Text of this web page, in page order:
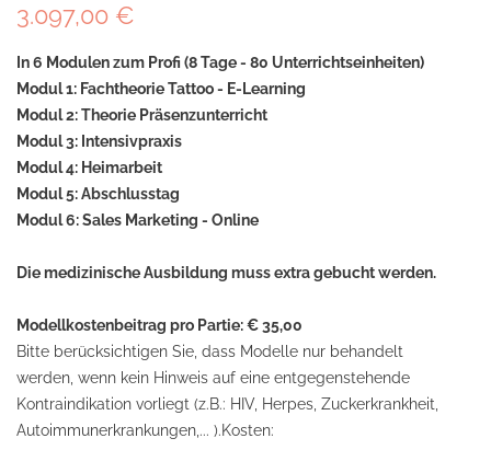
3.097,00 €
In 6 Modulen zum Profi (8 Tage - 80 Unterrichtseinheiten)
Modul 1: Fachtheorie Tattoo - E-Learning
Modul 2: Theorie Präsenzunterricht
Modul 3: Intensivpraxis
Modul 4: Heimarbeit
Modul 5: Abschlusstag
Modul 6: Sales Marketing - Online
Die medizinische Ausbildung muss extra gebucht werden.
Modellkostenbeitrag pro Partie: € 35,00
Bitte berücksichtigen Sie, dass Modelle nur behandelt
werden, wenn kein Hinweis auf eine entgegenstehende
Kontraindikation vorliegt (z.B.: HIV, Herpes, Zuckerkrankheit,
Autoimmunerkrankungen,... ).Kosten: